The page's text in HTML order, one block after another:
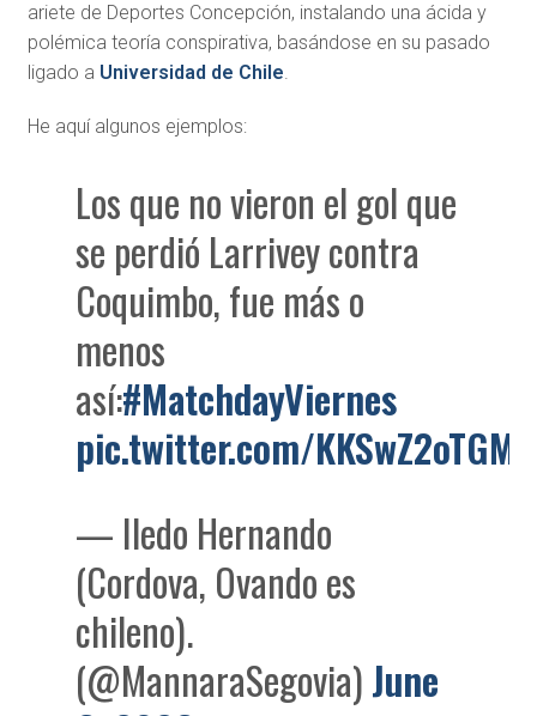
ariete de Deportes Concepción, instalando una ácida y
polémica teoría conspirativa, basándose en su pasado
ligado a Universidad de Chile.
He aquí algunos ejemplos:
Los que no vieron el gol que
se perdió Larrivey contra
Coquimbo, fue más o
menos
así:#MatchdayViernes
pic.twitter.com/KKSwZ2oTGM
— Iledo Hernando
(Cordova, Ovando es
chileno).
(@MannaraSegovia)June